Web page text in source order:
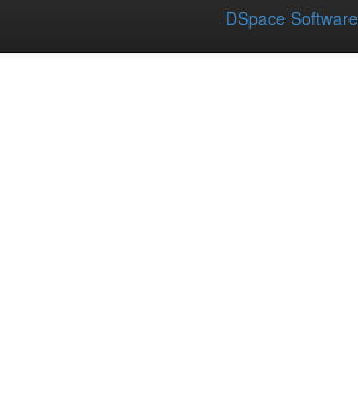
DSpace Software